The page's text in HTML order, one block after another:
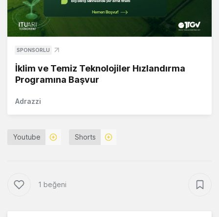
SPONSORLU
İklim ve Temiz Teknolojiler Hızlandırma
Programına Başvur
Adrazzi
Youtube Shorts
1 beğeni